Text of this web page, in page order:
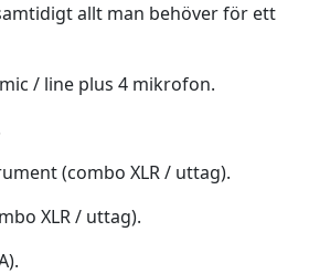
allt man behöver för ett
/ line plus 4 mikrofon.
(combo XLR / uttag).
XLR / uttag).